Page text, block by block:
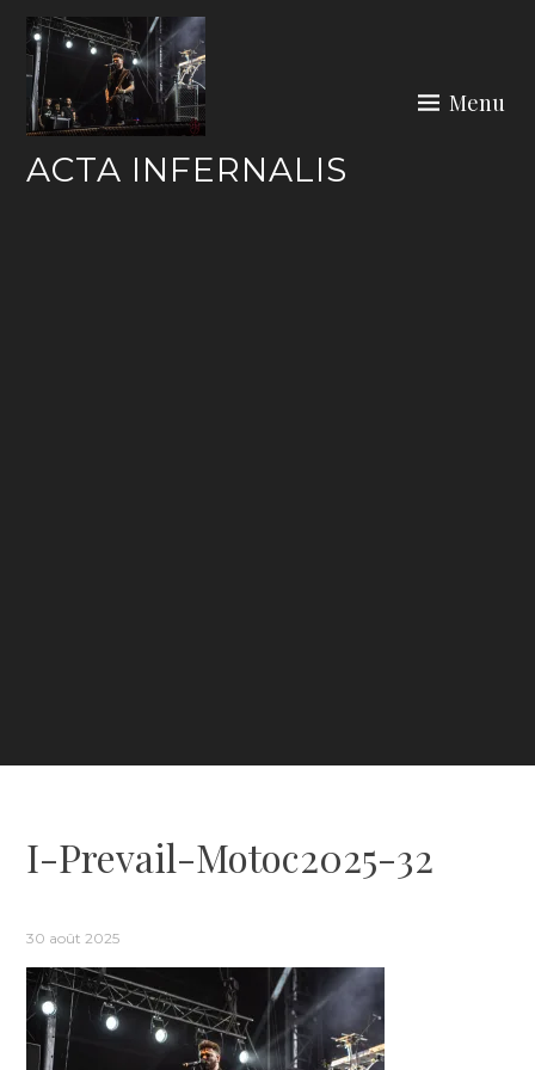
Skip
content
ACTA INFERNALIS
Menu
I-Prevail-Motoc2025-32
30 août 2025